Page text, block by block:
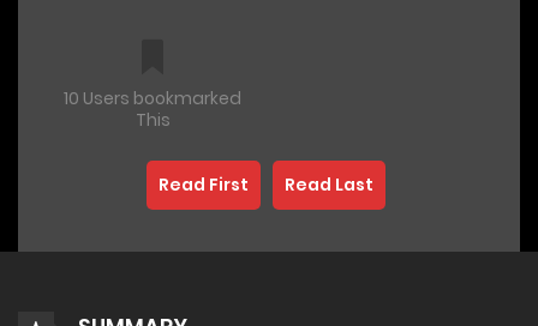
10 Users bookmarked
This
Read First Read Last